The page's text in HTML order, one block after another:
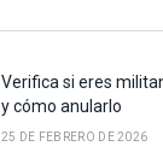
Verifica si eres
y cómo anularlo
25 DE FEBRERO DE 2026